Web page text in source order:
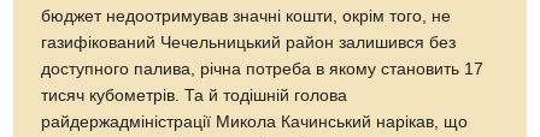
бюджет недоотримував значні кошти, окрім того, не
газифікований Чечельницький район залишився без
доступного палива, річна потреба в якому становить 17
тисяч кубометрів. Та й тодішній голова
райдержадміністрації Микола Качинський нарікав, що